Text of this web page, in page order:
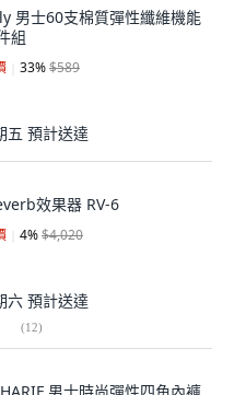
男士60支棉質彈性纖維機能
組
33%$589
五 預計送達
效果器 RV-6
4%$4,020
六 預計送達
(12)